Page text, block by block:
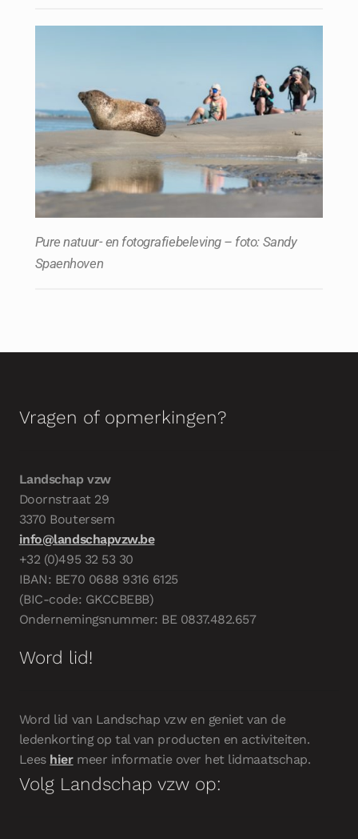
Pure natuur- en fotografiebeleving – foto: Sandy
Spaenhoven
Vragen of opmerkingen?
Landschap vzw
Doornstraat 29
3370 Boutersem
info@landschapvzw.be
+32 (0)495 32 53 30
IBAN: BE70 0688 9316 6125
(BIC-code: GKCCBEBB)
Ondernemingsnummer: BE 0837.482.657
Word lid!
Word lid van Landschap vzw en geniet van de
ledenkorting op tal van producten en activiteiten.
Lees hiermeer informatie over het lidmaatschap.
Volg Landschap vzw op: